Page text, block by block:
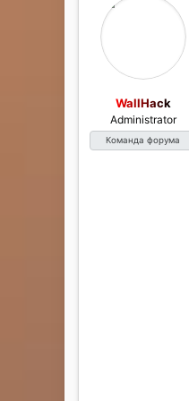
WallHack
Administrator
Команда форума